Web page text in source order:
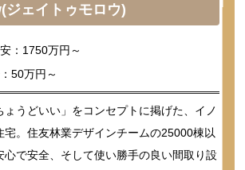
ェイトゥモロウ)
：1750万円～
50万円～
ょうどいい」をコンセプトに掲げた、イノ
宅。住友林業デザインチームの25000棟以
心で安全、そして使い勝手の良い間取り設